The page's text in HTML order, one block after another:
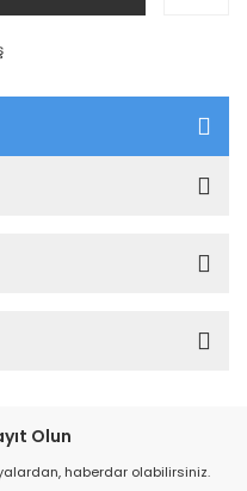
Olun
haberdar olabilirsiniz.